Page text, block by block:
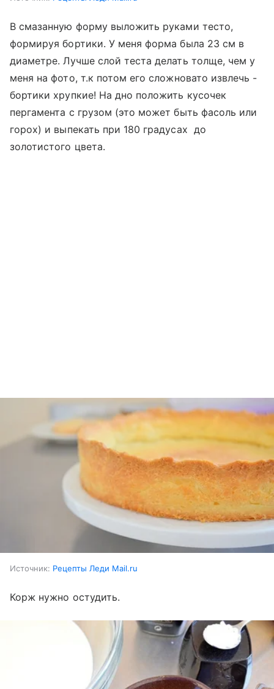
В смазанную форму выложить руками тесто,
формируя бортики. У меня форма была 23 см в
диаметре. Лучше слой теста делать толще, чем у
меня на фото, т.к потом его сложновато извлечь -
бортики хрупкие! На дно положить кусочек
пергамента с грузом (это может быть фасоль или
горох) и выпекать при 180 градусах до
золотистого цвета.
Источник: Рецепты Леди Mail.ru
Корж нужно остудить.